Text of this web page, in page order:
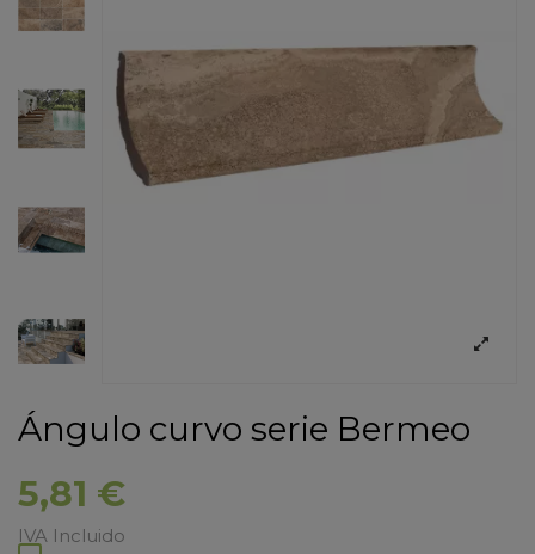
Ángulo curvo serie Bermeo
5,81 €
IVA Incluido